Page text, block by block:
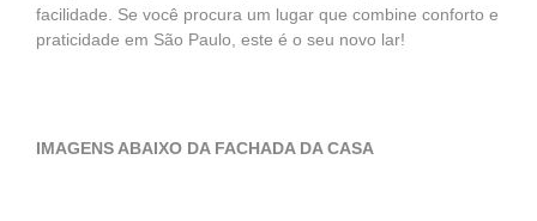
facilidade. Se você procura um lugar que combine conforto e
praticidade em São Paulo, este é o seu novo lar!
IMAGENS ABAIXO DA FACHADA DA CASA